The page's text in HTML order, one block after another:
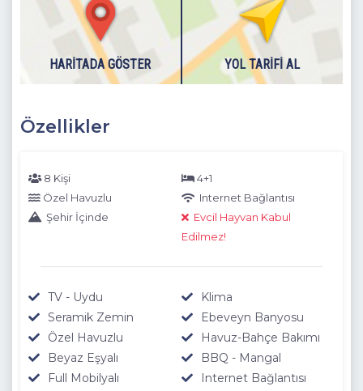
HARITADA GÖSTER YOL TARIFI AL
Özellikler
8 Kişi
4+1
Özel Havuzlu
Internet Bağlantısı
Şehir İçinde
Evcil Hayvan Kabul
Edilmez!
TV - Uydu
Klima
Seramik Zemin
Ebeveyn Banyosu
Özel Havuzlu
Havuz-Bahçe Bakımı
Beyaz Eşyalı
BBQ - Mangal
Full Mobilyalı
Internet Bağlantısı